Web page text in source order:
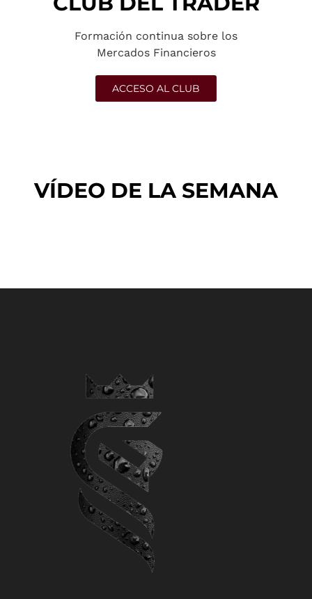
Formación continua sobre los
Mercados Financieros
ACCESO AL CLUB
VÍDEO DE LA SEMANA